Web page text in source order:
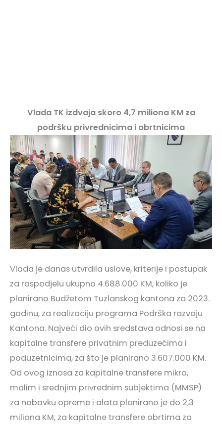
Vlada TK izdvaja skoro 4,7 miliona KM za
podršku privrednicima i obrtnicima
Vlada je danas utvrdila uslove, kriterije i postupak
za raspodjelu ukupno 4.688.000 KM, koliko je
planirano Budžetom Tuzlanskog kantona za 2023.
godinu, za realizaciju programa Podrška razvoju
Kantona. Najveći dio ovih sredstava odnosi se na
kapitalne transfere privatnim preduzećima i
poduzetnicima, za što je planirano 3.607.000 KM.
Od ovog iznosa za kapitalne transfere mikro,
malim i srednjim privrednim subjektima (MMSP)
za nabavku opreme i alata planirano je do 2,3
miliona KM, za kapitalne transfere obrtima za